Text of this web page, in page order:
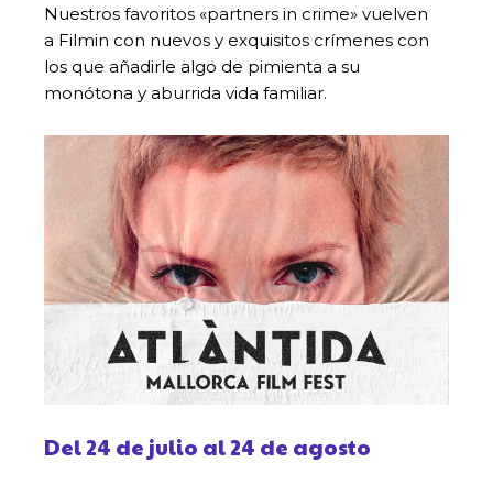
Nuestros favoritos «partners in crime» vuelven
a Filmin con nuevos y exquisitos crímenes con
los que añadirle algo de pimienta a su
monótona y aburrida vida familiar.
Del 24 de julio al 24 de agosto